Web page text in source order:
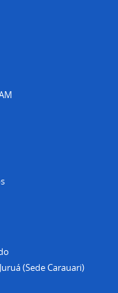
(Sede Carauari)